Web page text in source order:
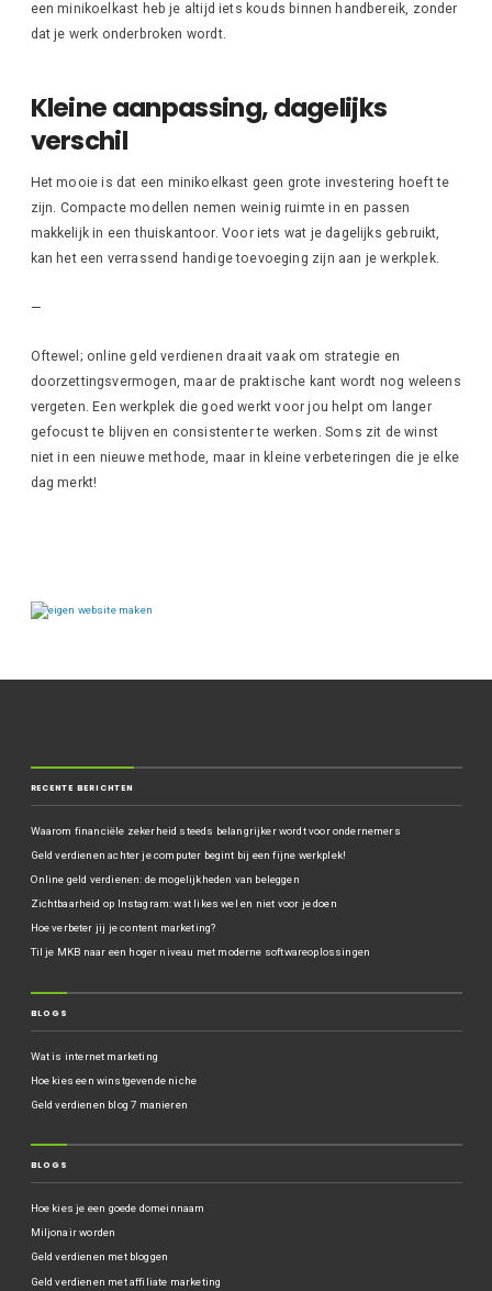
een minikoelkast heb je altijd iets kouds binnen handbereik, zonder
dat je werk onderbroken wordt.
Kleine aanpassing, dagelijks
verschil
Het mooie is dat een minikoelkast geen grote investering hoeft te
zijn. Compacte modellen nemen weinig ruimte in en passen
makkelijk in een thuiskantoor. Voor iets wat je dagelijks gebruikt,
kan het een verrassend handige toevoeging zijn aan je werkplek.
—
Oftewel; online geld verdienen draait vaak om strategie en
doorzettingsvermogen, maar de praktische kant wordt nog weleens
vergeten. Een werkplek die goed werkt voor jou helpt om langer
gefocust te blijven en consistenter te werken. Soms zit de winst
niet in een nieuwe methode, maar in kleine verbeteringen die je elke
dag merkt!
RECENTE BERICHTEN
Waarom financiële zekerheid steeds belangrijker wordt voor ondernemers
Geld verdienen achter je computer begint bij een fijne werkplek!
Online geld verdienen: de mogelijkheden van beleggen
Zichtbaarheid op Instagram: wat likes wel en niet voor je doen
Hoe verbeter jij je content marketing?
Til je MKB naar een hoger niveau met moderne softwareoplossingen
BLOGS
Wat is internet marketing
Hoe kies een winstgevende niche
Geld verdienen blog 7 manieren
BLOGS
Hoe kies je een goede domeinnaam
Miljonair worden
Geld verdienen met bloggen
Geld verdienen met affiliate marketing